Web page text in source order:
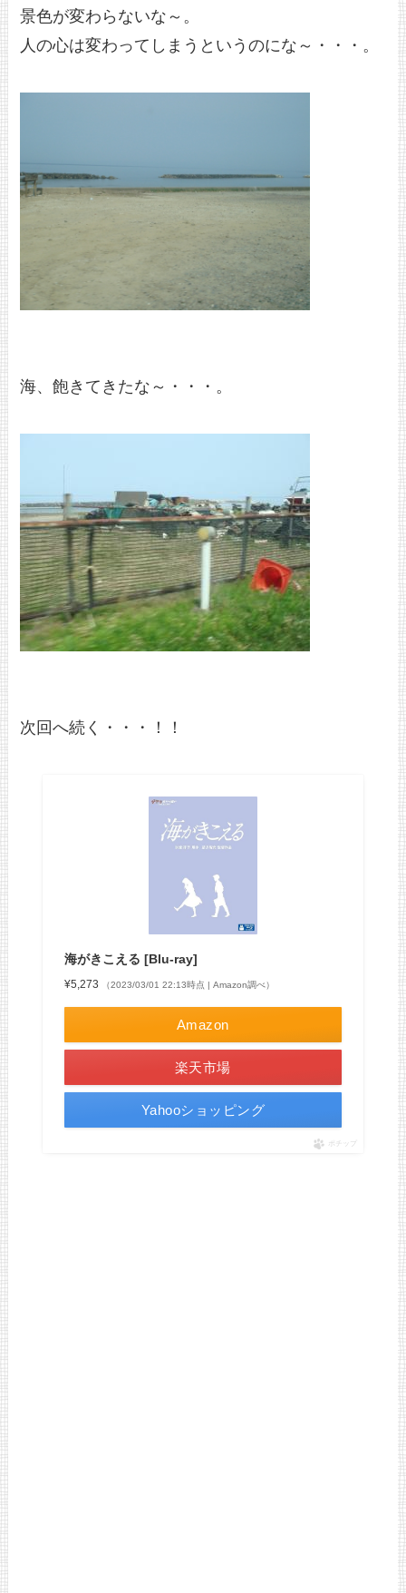
景色が変わらないな～。
人の心は変わってしまうというのにな～・・・。
海、飽きてきたな～・・・。
次回へ続く・・・！！
海がきこえる [Blu-ray]
¥5,273 （2023/03/01 22:13時点 | Amazon調べ）
Amazon
楽天市場
Yahooショッピング
ポチップ